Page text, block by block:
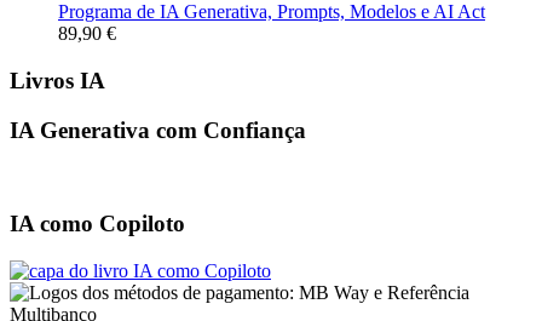
Programa de IA Generativa, Prompts, Modelos e AI Act
89,90 €
Livros IA
IA Generativa com Confiança
IA como Copiloto